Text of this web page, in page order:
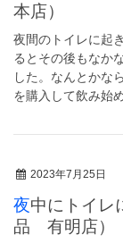
本店）
夜間のトイレに起
るとその後もなか
した。なんとかな
を購入して飲み始
2023年7月25日
夜中にトイレに行く回数が減りました。（中央薬
品 有明店）